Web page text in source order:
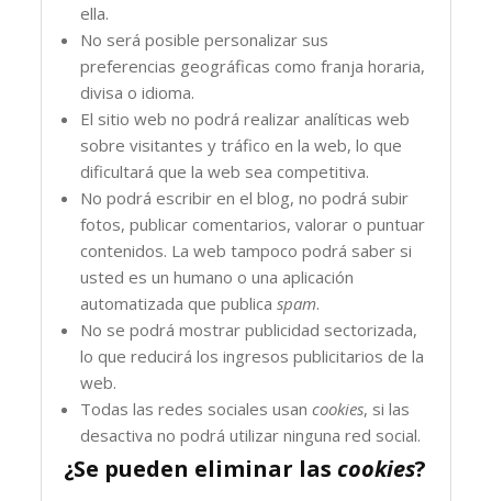
ella.
No será posible personalizar sus
preferencias geográficas como franja horaria,
divisa o idioma.
El sitio web no podrá realizar analíticas web
sobre visitantes y tráfico en la web, lo que
dificultará que la web sea competitiva.
No podrá escribir en el blog, no podrá subir
fotos, publicar comentarios, valorar o puntuar
contenidos. La web tampoco podrá saber si
usted es un humano o una aplicación
automatizada que publicaspam.
No se podrá mostrar publicidad sectorizada,
lo que reducirá los ingresos publicitarios de la
web.
Todas las redes sociales usancookies, si las
desactiva no podrá utilizar ninguna red social.
¿Se pueden eliminar las cookies?